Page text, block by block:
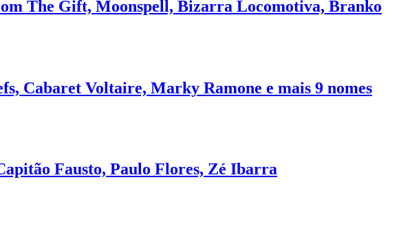
The Gift, Moonspell, Bizarra Locomotiva, Branko
Cabaret Voltaire, Marky Ramone e mais 9 nomes
Fausto, Paulo Flores, Zé Ibarra